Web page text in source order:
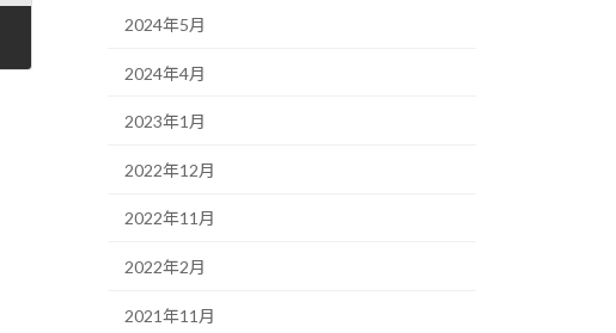
2024年5月
2024年4月
2023年1月
2022年12月
2022年11月
2022年2月
2021年11月